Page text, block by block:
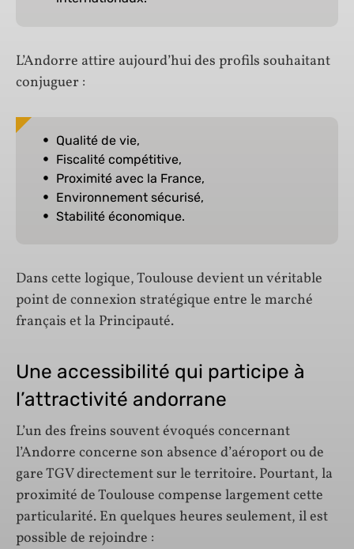
L’Andorre attire aujourd’hui des profils souhaitant
conjuguer :
Qualité de vie,
Fiscalité compétitive,
Proximité avec la France,
Environnement sécurisé,
Stabilité économique.
Dans cette logique, Toulouse devient un véritable
point de connexion stratégique entre le marché
français et la Principauté.
Une accessibilité qui participe à
l’attractivité andorrane
L’un des freins souvent évoqués concernant
l’Andorre concerne son absence d’aéroport ou de
gare TGV directement sur le territoire. Pourtant, la
proximité de Toulouse compense largement cette
particularité. En quelques heures seulement, il est
possible de rejoindre :